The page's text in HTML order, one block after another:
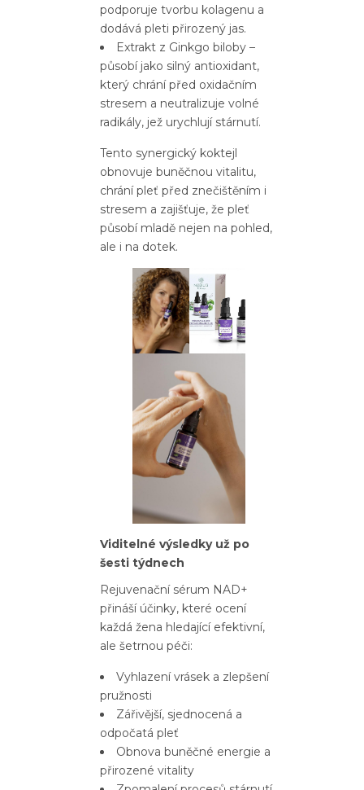
podporuje tvorbu kolagenu a
dodává pleti přirozený jas.
Extrakt z Ginkgo biloby –
působí jako silný antioxidant,
který chrání před oxidačním
stresem a neutralizuje volné
radikály, jež urychlují stárnutí.
Tento synergický koktejl
obnovuje buněčnou vitalitu,
chrání pleť před znečištěním i
stresem a zajišťuje, že pleť
působí mladě nejen na pohled,
ale i na dotek.
Viditelné výsledky už po
šesti týdnech
Rejuvenační sérum NAD+
přináší účinky, které ocení
každá žena hledající efektivní,
ale šetrnou péči:
Vyhlazení vrásek a zlepšení
pružnosti
Zářivější, sjednocená a
odpočatá pleť
Obnova buněčné energie a
přirozené vitality